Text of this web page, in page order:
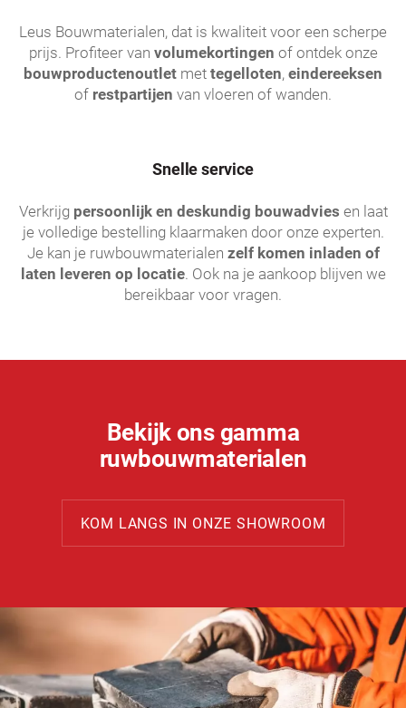
Leus Bouwmaterialen, dat is kwaliteit voor een scherpe
prijs. Profiteer van volumekortingen of ontdek onze
bouwproductenoutlet met tegelloten, eindereeksen
of restpartijen van vloeren of wanden.
Snelle service
Verkrijg persoonlijk en deskundig bouwadvies en laat
je volledige bestelling klaarmaken door onze experten.
Je kan je ruwbouwmaterialen zelf komen inladen of
laten leveren op locatie. Ook na je aankoop blijven we
bereikbaar voor vragen.
Bekijk ons gamma
ruwbouwmaterialen
KOM LANGS IN ONZE SHOWROOM